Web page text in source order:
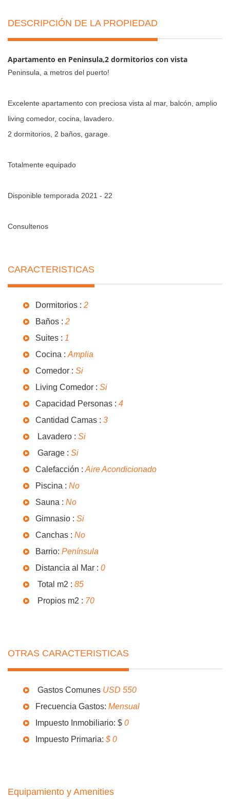
DESCRIPCIÓN DE LA PROPIEDAD
Apartamento en Peninsula,2 dormitorios con vista
Peninsula, a metros del puerto!
Excelente apartamento con preciosa vista al mar, balcón, amplio
living comedor, cocina, lavadero.
2 dormitorios, 2 baños, garage.
Totalmente equipado
Disponible temporada 2021 - 22
Consultenos
CARACTERISTICAS
Dormitorios : 2
Baños : 2
Suites : 1
Cocina : Amplia
Comedor : Si
Living Comedor : Si
Capacidad Personas : 4
Cantidad Camas : 3
Lavadero : Si
Garage : Si
Calefacción : Aire Acondicionado
Piscina : No
Sauna : No
Gimnasio : Si
Canchas : No
Barrio: Península
Distancia al Mar : 0
Total m2 : 85
Propios m2 : 70
OTRAS CARACTERISTICAS
Gastos Comunes USD 550
Frecuencia Gastos: Mensual
Impuesto Inmobiliario: $ 0
Impuesto Primaria: $ 0
Equipamiento y Amenities